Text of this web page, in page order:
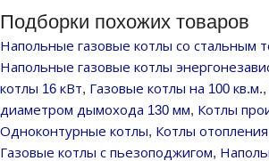
Подборки похожих товаров
Напольные газовые котлы со стальным
Напольные газовые котлы
котлы 16 кВт, Газовые котлы на 100 кв.м.,
диаметром дымохода 130 мм, Котлы
Одноконтурные котлы, Котлы
Газовые котлы с пьезоподжигом,